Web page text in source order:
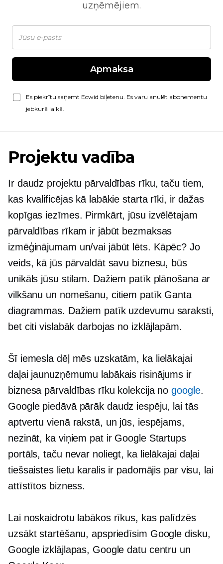
uzņēmējiem.
Apmaksa
Es piekrītu saņemt Ecwid biļetenu. Es varu anulēt abonementu
jebkurā laikā.
Projektu vadība
Ir daudz projektu pārvaldības rīku, taču tiem,
kas kvalificējas kā labākie starta rīki, ir dažas
kopīgas iezīmes. Pirmkārt, jūsu izvēlētajam
pārvaldības rīkam ir jābūt bezmaksas
izmēģinājumam un/vai jābūt lēts. Kāpēc? Jo
veids, kā jūs pārvaldāt savu biznesu, būs
unikāls jūsu stilam. Dažiem patīk plānošana ar
vilkšanu un nomešanu, citiem patīk Ganta
diagrammas. Dažiem patīk uzdevumu saraksti,
bet citi vislabāk darbojas no izklājlapām.
Šī iemesla dēļ mēs uzskatām, ka lielākajai
daļai jaunuzņēmumu labākais risinājums ir
biznesa pārvaldības rīku kolekcija nogoogle.
Google piedāvā pārāk daudz iespēju, lai tās
aptvertu vienā rakstā, un jūs, iespējams,
nezināt, ka viņiem pat ir Google Startups
portāls, taču nevar noliegt, ka lielākajai daļai
tiešsaistes lietu karalis ir padomājis par visu, lai
attīstītos bizness.
Lai noskaidrotu labākos rīkus, kas palīdzēs
uzsākt startēšanu, apspriedīsim Google disku,
Google izklājlapas, Google datu centru un